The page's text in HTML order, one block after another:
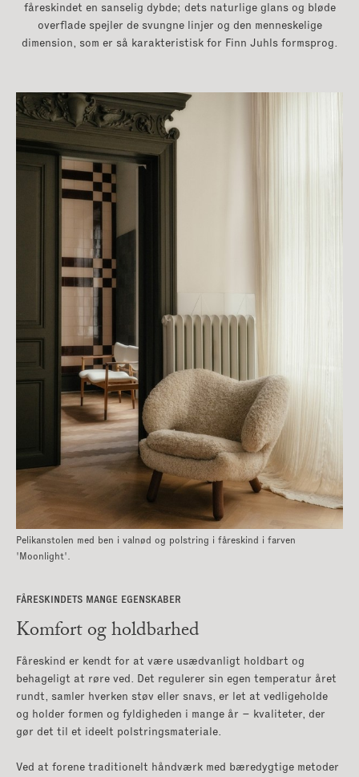
fåreskindet en sanselig dybde; dets naturlige glans og bløde
overflade spejler de svungne linjer og den menneskelige
dimension, som er så karakteristisk for Finn Juhls formsprog.
FÅRESKINDETS MANGE EGENSKABER
Komfort og holdbarhed
Fåreskind er kendt for at være usædvanligt holdbart og
behageligt at røre ved. Det regulerer sin egen temperatur året
rundt, samler hverken støv eller snavs, er let at vedligeholde
og holder formen og fyldigheden i mange år – kvaliteter, der
gør det til et ideelt polstringsmateriale.
Ved at forene traditionelt håndværk med bæredygtige metoder
Pelikanstolen med ben i valnød og polstring i fåreskind i farven
'Moonlight'.